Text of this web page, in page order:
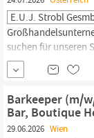
Vollzeitarbeit...
E.u.J. Strobl
suchen für unseren
eine(n)
landwirtschaftlichen
Deutschkenntnisse
Jahresbruttolohn...
Barkeeper (m/
Bar, Boutique
29.06.2026 Wien